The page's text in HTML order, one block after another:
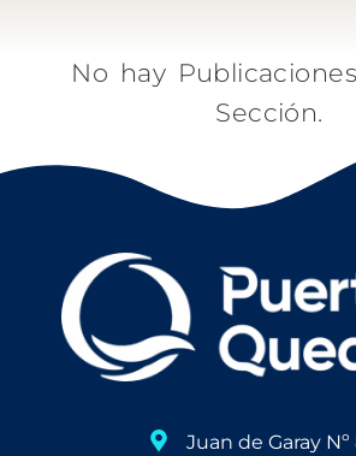
No hay
Sección.
Juan de Garay Nº